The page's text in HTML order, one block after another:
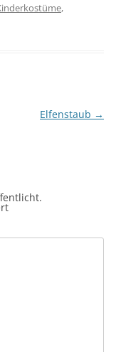
,
Elfenstaub →